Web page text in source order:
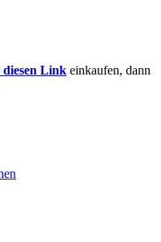
diesen Link einkaufen, dann